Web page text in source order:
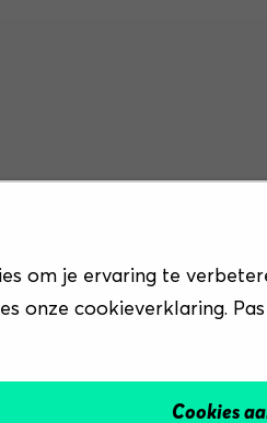
om je ervaring te
onze cookieverklaring.
Cookies